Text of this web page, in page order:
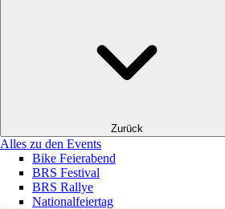
Zurück
Alles zu den Events
Bike Feierabend
BRS Festival
BRS Rallye
Nationalfeiertag